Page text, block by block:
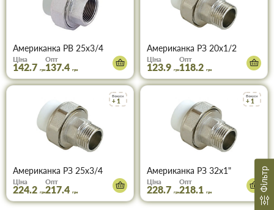
Американка PВ 25х3/4
Ціна
142.7 грн
Опт
137.4 грн
Американка PЗ 20х1/2
Ціна
123.9 грн
Опт
118.2 грн
Бонуси
+ 1
Американка PЗ 25х3/4
Ціна
224.2 грн
Опт
217.4 грн
Бонуси
+ 1
Американка PЗ 32х1"
Ціна
228.7 грн
Опт
218.1 грн Фільтр